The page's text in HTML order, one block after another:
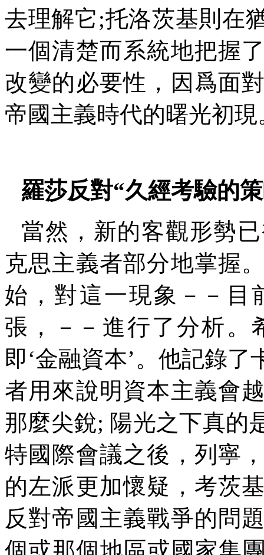
去理解它;托洛茨基則在
一個清楚而系統地把握
改變的必要性，因爲面
帝國主義時代的曙光初現
羅莎反對“久經考驗的
當然，新的客觀形勢
克思主義者部分地掌握
始，對這一現象－－目
張，－－進行了分析。
即‘金融資本’。他記錄
者用來說明資本主義會
那麼尖銳; 陽光之下真的
特國際會議之後，列寧
的左派更加懷疑，考茨
反對帝國主義戰爭的問